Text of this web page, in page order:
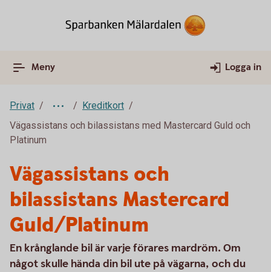
Meny Logga in
Privat
Kreditkort
Vägassistans och bilassistans med Mastercard Guld och
Platinum
Vägassistans och
bilassistans Mastercard
Guld/Platinum
En krånglande bil är varje förares mardröm. Om
något skulle hända din bil ute på vägarna, och du